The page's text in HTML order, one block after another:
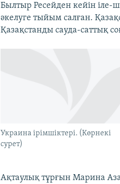
Былтыр Ресейден кейін іле-
әкелуге тыйым салған.
Қазақстанды сауда-саттық
Украина ірімшіктері. (Көрнекі
сурет)
Ақтаулық тұрғын Марина